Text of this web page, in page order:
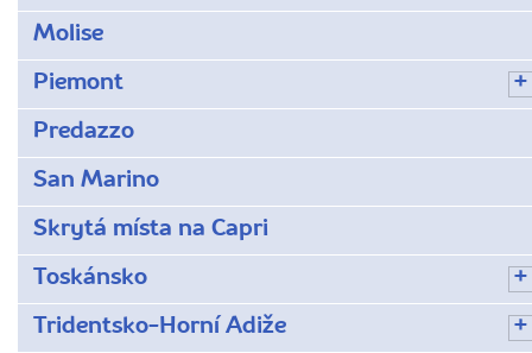
Molise
Piemont
Predazzo
San Marino
Skrytá místa na Capri
Toskánsko
Tridentsko-Horní Adiže